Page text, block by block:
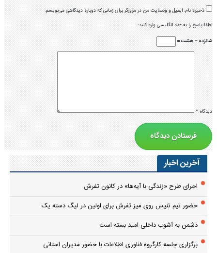
ذخیره نام، ایمیل و وبسایت من در مرورگر برای زمانی که دوباره دیدگاهی می‌نویسم.
لطفا پاسخ را به عدد انگلیسی وارد کنید:
شانزده − هشت =
دیدگاه*
آخرین اخبار
اجرای طرح «زندگی با آیه‌ها» در کانون تفرش
حضور تیم تنیس روی میز تفرش برای اولین در لیگ دسته یک
دشمن به آشوب داخلی امید بسته است
برگزاری جلسه کارگروه فناوری اطلاعات با حضور مدیران استانی